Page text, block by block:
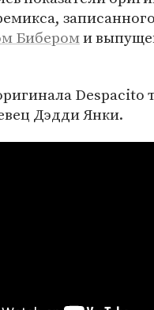
Бибероми
Despacito
Дэдди Янки.